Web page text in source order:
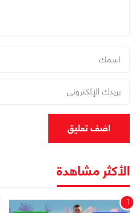
اضف تعليق
الأكثر مشاهدة
1